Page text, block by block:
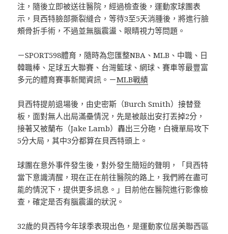
注，隨後立即被送往醫院，經過檢查後，運動家球團表
示，貝西特臉部撕裂縫合，等待3至5天消腫後，將進行臉
頰骨折手術，不過並無腦震盪、眼睛視力等問題。
－SPORT598體育，隨時為您匯整NBA、MLB、中職、日
韓職棒、足球五大聯賽、台灣籃球、網球、賽車等最豐富
多元的體育賽事新聞資訊。－MLB戰績
貝西特提前退場後，由史密斯（Burch Smith）接替登
板，面對無人出局滿壘情況，先是被敲出安打丟掉2分，
接著又被蘭布（Jake Lamb）轟出三分砲，白襪單局攻下
5分大局，其中3分都算在貝西特頭上。
球團在意外事件發生後，對外發生簡短的聲明，「貝西特
當下意識清醒，現在正在前往醫院的路上，我們將在盡可
能的情況下，提供更多訊息。」目前他在醫院進行影像檢
查，確定是否有腦震盪的狀況。
32歲的貝西特今年球季表現出色，是運動家位居美聯西區